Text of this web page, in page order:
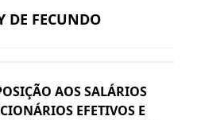
DE FECUNDO
AOS SALÁRIOS
EFETIVOS E